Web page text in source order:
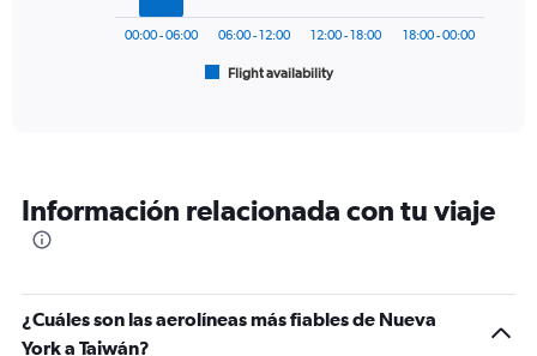
categories.
The
Y
axis
Flight availability
00:00 - 06:00 06:00 - 12:00 12:00 - 18:00 18:00 - 00:00
Información relacionada con tu viaje
¿Cuáles son las aerolíneas más fiables de Nueva
York a Taiwán?